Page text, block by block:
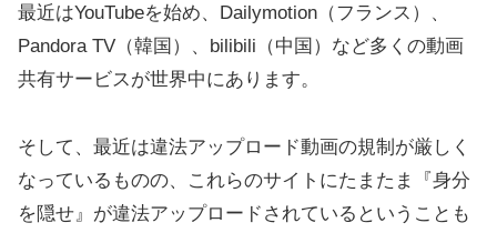
最近はYouTubeを始め、Dailymotion（フランス）、
Pandora TV（韓国）、bilibili（中国）など多くの動画
共有サービスが世界中にあります。
そして、最近は違法アップロード動画の規制が厳しく
なっているものの、これらのサイトにたまたま『身分
を隠せ』が違法アップロードされているということも